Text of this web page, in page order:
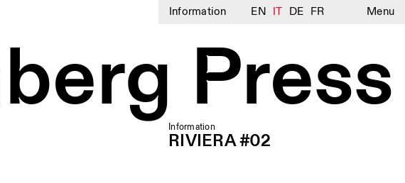
Information EN IT DE FR Menu
Press
Information
RIVIERA #02